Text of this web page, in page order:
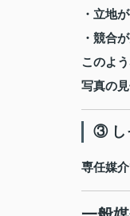
・立地
・競合
このよ
写真の
③ し
専任媒